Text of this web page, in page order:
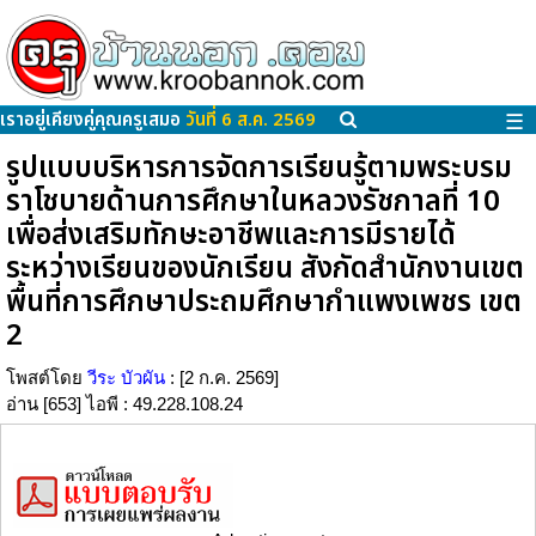
เราอยู่เคียงคู่คุณครูเสมอ วันที่ 6 ส.ค. 2569 ☰
รูปแบบบริหารการจัดการเรียนรู้ตามพระบรม
ราโชบายด้านการศึกษาในหลวงรัชกาลที่ 10
เพื่อส่งเสริมทักษะอาชีพและการมีรายได้
ระหว่างเรียนของนักเรียน สังกัดสำนักงานเขต
พื้นที่การศึกษาประถมศึกษากำแพงเพชร เขต
2
โพสต์โดย วีระ บัวผัน : [2 ก.ค. 2569]
อ่าน [653] ไอพี : 49.228.108.24